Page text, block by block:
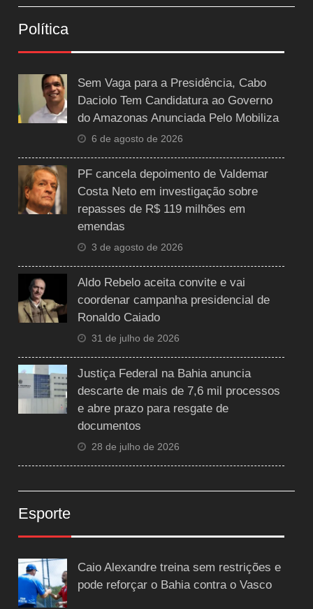
Política
Sem Vaga para a Presidência, Cabo
Daciolo Tem Candidatura ao Governo
do Amazonas Anunciada Pelo Mobiliza
6 de agosto de 2026
PF cancela depoimento de Valdemar
Costa Neto em investigação sobre
repasses de R$ 119 milhões em
emendas
3 de agosto de 2026
Aldo Rebelo aceita convite e vai
coordenar campanha presidencial de
Ronaldo Caiado
31 de julho de 2026
Justiça Federal na Bahia anuncia
descarte de mais de 7,6 mil processos
e abre prazo para resgate de
documentos
28 de julho de 2026
Esporte
Caio Alexandre treina sem restrições e
pode reforçar o Bahia contra o Vasco